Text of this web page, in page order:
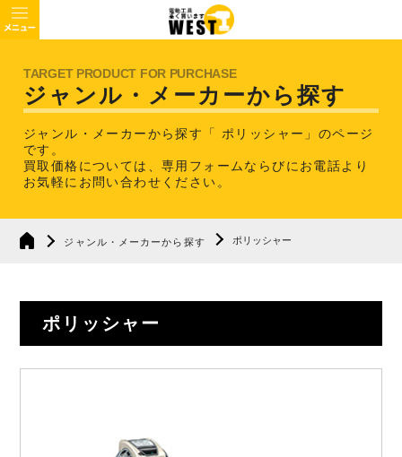
ジャンル・メーカーから探す
ジャンル・メーカーから探す「 ポリッシャー」のページ
です。
買取価格については、専用フォームならびにお電話より
お気軽にお問い合わせください。
ジャンル・メーカーから探す ポリッシャー
ポリッシャー